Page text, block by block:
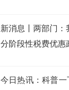
新消息丨两部门：
分阶段性税费优惠
今日热讯：科普